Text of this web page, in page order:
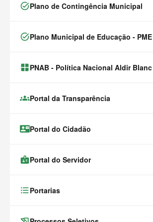
task_altPlano de Contingência Municipal
task_altPlano Municipal de Educação - PME
window.alert(
PNAB - Política Nacional Aldir Blanc
groupsPortal da Transparência
contact_mailPortal do Cidadão
badgePortal do Servidor
format_list_bulletedPortarias